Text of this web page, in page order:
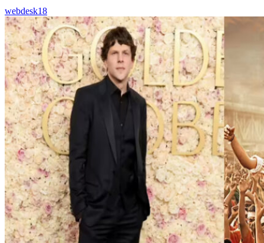
webdesk18